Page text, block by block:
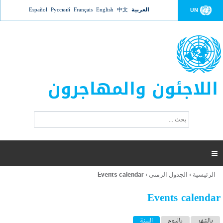
Jump to navigation UN العربية 中文
English
Français
Русский
Español
اللاجئون والمهاجرون
ت
ر
ل
ح
ب

أنت
هنا
الرئيسية › الجدول الزمني ›
Events calendar
Events calendar